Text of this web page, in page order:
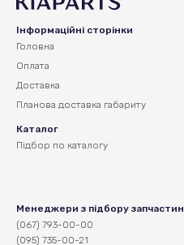
Інформаційні сторінки
Головна
Оплата
Доставка
Планова доставка габариту
Каталог
Підбор по каталогу
Менеджери з підбору запчастин
(067) 793-00-00
(095) 735-00-21